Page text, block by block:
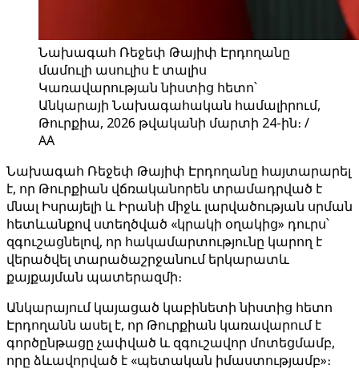
Նախագահ Ռեջեփ Թայիփ Էրդողանը
մամուլի ասուլիս է տալիս
Կառավարության նիստից հետո՝
Անկարայի Նախագահական համալիրում,
Թուրքիա, 2026 թվականի մարտի 24-ին։ /
AA
Նախագահ Ռեջեփ Թայիփ Էրդողանը հայտարարել
է, որ Թուրքիան վճռականորեն տրամադրված է
մնալ Իսրայելի և Իրանի միջև լարվածության սրման
հետևանքով ստեղծված «կրակի օղակից» դուրս՝
զգուշացնելով, որ հակամարտությունը կարող է
վերածվել տարածաշրջանում երկարատև
քայքայման պատերազմի։
Անկարայում կայացած կաբինետի նիստից հետո
Էրդողանն ասել է, որ Թուրքիան կառավարում է
գործընթացը չափված և զգուշավոր մոտեցմամբ,
որը ձևավորված է «պետական ​​իմաստությամբ»։